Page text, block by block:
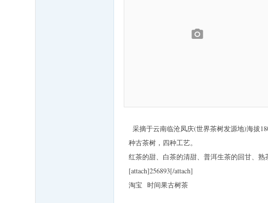
采摘于云南临沧凤庆(世界茶树发源地)海拔
种古茶树，四种工艺。
红茶的甜、白茶的清甜、普洱生茶的回甘、熟
[attach]256893[/attach]
淘宝 时间果古树茶